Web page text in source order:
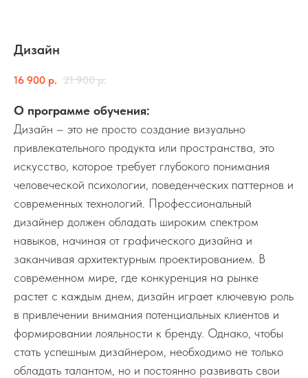
Дизайн
16 900 р. 21 900 р.
О программе обучения:
Дизайн – это не просто создание визуально
привлекательного продукта или пространства, это
искусство, которое требует глубокого понимания
человеческой психологии, поведенческих паттернов и
современных технологий. Профессиональный
дизайнер должен обладать широким спектром
навыков, начиная от графического дизайна и
заканчивая архитектурным проектированием. В
современном мире, где конкуренция на рынке
растет с каждым днем, дизайн играет ключевую роль
в привлечении внимания потенциальных клиентов и
формировании лояльности к бренду. Однако, чтобы
стать успешным дизайнером, необходимо не только
обладать талантом, но и постоянно развивать свои